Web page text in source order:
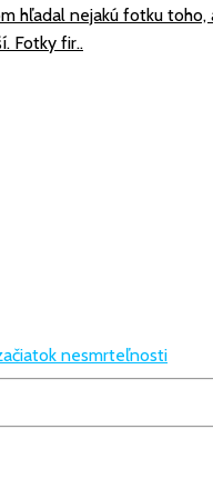
hľadal nejakú fotku toho,
Fotky fir..